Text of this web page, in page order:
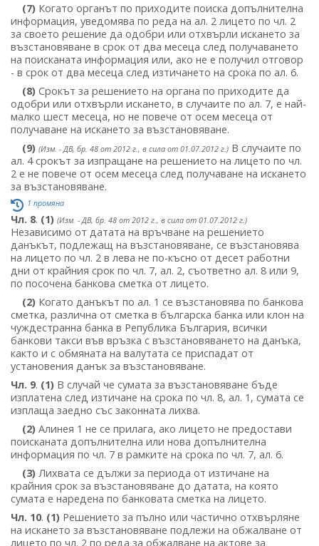
(7) Когато органът по приходите поиска допълнителна
информация, уведомява по реда на ал. 2 лицето по чл. 2
за своето решение да одобри или отхвърли искането за
възстановяване в срок от два месеца след получаването
на поисканата информация или, ако не е получил отговор
- в срок от два месеца след изтичането на срока по ал. 6.
(8) Срокът за решението на органа по приходите да
одобри или отхвърли искането, в случаите по ал. 7, е най-
малко шест месеца, но не повече от осем месеца от
получаване на искането за възстановяване.
(9) (Изм. - ДВ, бр. 48 от 2012 г., в сила от 01.07.2012 г.) В случаите по
ал. 4 срокът за изпращане на решението на лицето по чл.
2 е не повече от осем месеца след получаване на искането
за възстановяване.
1 промяна
Чл. 8. (1) (Изм. - ДВ, бр. 48 от 2012 г., в сила от 01.07.2012 г.)
Независимо от датата на връчване на решението
данъкът, подлежащ на възстановяване, се възстановява
на лицето по чл. 2 в лева не по-късно от десет работни
дни от крайния срок по чл. 7, ал. 2, съответно ал. 8 или 9,
по посочена банкова сметка от лицето.
(2) Когато данъкът по ал. 1 се възстановява по банкова
сметка, различна от сметка в българска банка или клон на
чуждестранна банка в Република България, всички
банкови такси във връзка с възстановяването на данъка,
както и с обмяната на валутата се приспадат от
установения данък за възстановяване.
Чл. 9. (1) В случай че сумата за възстановяване бъде
изплатена след изтичане на срока по чл. 8, ал. 1, сумата се
изплаща заедно със законната лихва.
(2) Алинея 1 не се прилага, ако лицето не предостави
поисканата допълнителна или нова допълнителна
информация по чл. 7 в рамките на срока по чл. 7, ал. 6.
(3) Лихвата се дължи за периода от изтичане на
крайния срок за възстановяване до датата, на която
сумата е наредена по банковата сметка на лицето.
Чл. 10. (1) Решението за пълно или частично отхвърляне
на искането за възстановяване подлежи на обжалване от
лицето по чл. 2 по реда за обжалване на актове за